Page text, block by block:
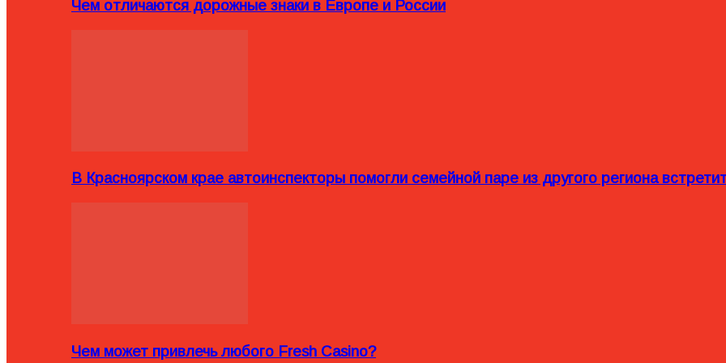
Чем отличаются дорожные знаки в Европе и России
В Красноярском крае автоинспекторы помогли семейной паре из другого региона
Чем может привлечь любого Fresh Casino?